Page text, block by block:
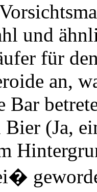
und
für
an,
Bar
Bier (Ja,